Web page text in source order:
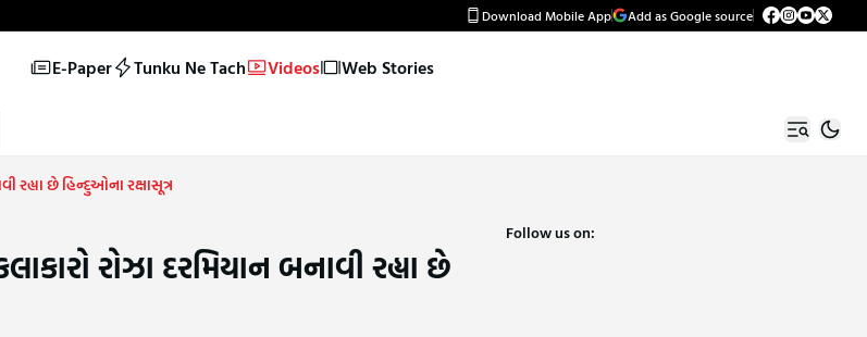
Download Mobile App Add as Google source
E-Paper Tunku Ne Tach Videos Web Stories
રહ્યા છે હિન્દુઓના રક્ષાસૂત્ર
રોઝા દરમિયાન બનાવી રહ્યા છે
Follow us on: